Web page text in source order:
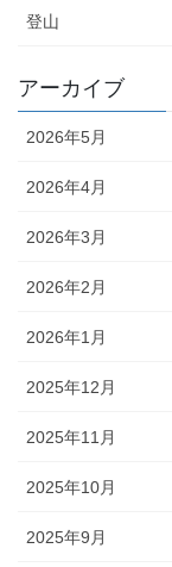
登山
アーカイブ
2026年5月
2026年4月
2026年3月
2026年2月
2026年1月
2025年12月
2025年11月
2025年10月
2025年9月